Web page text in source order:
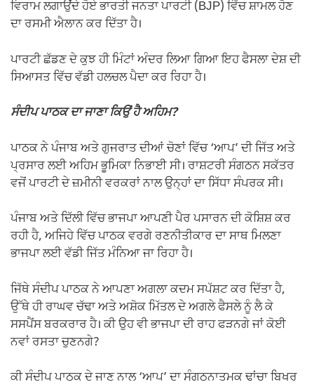
ਵਿਰਾਮ ਲਗਾਉਂਦੇ ਹੋਏ ਭਾਰਤੀ ਜਨਤਾ ਪਾਰਟੀ (BJP) ਵਿੱਚ ਸ਼ਾਮਲ ਹੋਣ
ਦਾ ਰਸਮੀ ਐਲਾਨ ਕਰ ਦਿੱਤਾ ਹੈ।
ਪਾਰਟੀ ਛੱਡਣ ਦੇ ਕੁਝ ਹੀ ਮਿੰਟਾਂ ਅੰਦਰ ਲਿਆ ਗਿਆ ਇਹ ਫੈਸਲਾ ਦੇਸ਼ ਦੀ
ਸਿਆਸਤ ਵਿੱਚ ਵੱਡੀ ਹਲਚਲ ਪੈਦਾ ਕਰ ਰਿਹਾ ਹੈ।
ਸੰਦੀਪ ਪਾਠਕ ਦਾ ਜਾਣਾ ਕਿਉਂ ਹੈ ਅਹਿਮ?
ਪਾਠਕ ਨੇ ਪੰਜਾਬ ਅਤੇ ਗੁਜਰਾਤ ਦੀਆਂ ਚੋਣਾਂ ਵਿੱਚ ‘ਆਪ’ ਦੀ ਜਿੱਤ ਅਤੇ
ਪ੍ਰਸਾਰ ਲਈ ਅਹਿਮ ਭੂਮਿਕਾ ਨਿਭਾਈ ਸੀ। ਰਾਸ਼ਟਰੀ ਸੰਗਠਨ ਸਕੱਤਰ
ਵਜੋਂ ਪਾਰਟੀ ਦੇ ਜ਼ਮੀਨੀ ਵਰਕਰਾਂ ਨਾਲ ਉਨ੍ਹਾਂ ਦਾ ਸਿੱਧਾ ਸੰਪਰਕ ਸੀ।
ਪੰਜਾਬ ਅਤੇ ਦਿੱਲੀ ਵਿੱਚ ਭਾਜਪਾ ਆਪਣੀ ਪੈਰ ਪਸਾਰਨ ਦੀ ਕੋਸ਼ਿਸ਼ ਕਰ
ਰਹੀ ਹੈ, ਅਜਿਹੇ ਵਿੱਚ ਪਾਠਕ ਵਰਗੇ ਰਣਨੀਤੀਕਾਰ ਦਾ ਸਾਥ ਮਿਲਣਾ
ਭਾਜਪਾ ਲਈ ਵੱਡੀ ਜਿੱਤ ਮੰਨਿਆ ਜਾ ਰਿਹਾ ਹੈ।
ਜਿੱਥੇ ਸੰਦੀਪ ਪਾਠਕ ਨੇ ਆਪਣਾ ਅਗਲਾ ਕਦਮ ਸਪੱਸ਼ਟ ਕਰ ਦਿੱਤਾ ਹੈ,
ਉੱਥੇ ਹੀ ਰਾਘਵ ਚੱਢਾ ਅਤੇ ਅਸ਼ੋਕ ਮਿੱਤਲ ਦੇ ਅਗਲੇ ਫੈਸਲੇ ਨੂੰ ਲੈ ਕੇ
ਸਸਪੈਂਸ ਬਰਕਰਾਰ ਹੈ। ਕੀ ਉਹ ਵੀ ਭਾਜਪਾ ਦੀ ਰਾਹ ਫੜਨਗੇ ਜਾਂ ਕੋਈ
ਨਵਾਂ ਰਸਤਾ ਚੁਣਨਗੇ?
ਕੀ ਸੰਦੀਪ ਪਾਠਕ ਦੇ ਜਾਣ ਨਾਲ ‘ਆਪ’ ਦਾ ਸੰਗਠਨਾਤਮਕ ਢਾਂਚਾ ਬਿਖਰ